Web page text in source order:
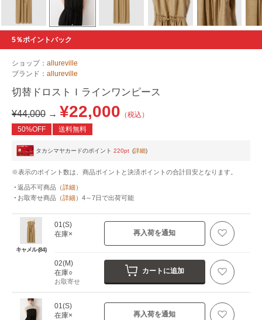
5％ポイントバック
ショップ： allureville
ブランド： allureville
切替ドロストＩラインワンピース
¥44,000 → ¥22,000 （税込）
50%OFF
送料無料
タカシマヤカードのポイント 220pt (詳細)
※表示のポイント数は、商品ポイントと決済ポイントの合計目安となります。
返品不可商品 （詳細）
お取寄せ商品 （詳細） 4～7日で出荷可能
キャメル (84)
01(S)
在庫×
再入荷を通知
02(M)
在庫○
お取寄せ
カートに追加
01(S)
在庫×
再入荷を通知